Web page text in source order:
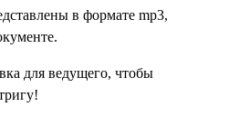
в формате mp3,
для ведущего, чтобы